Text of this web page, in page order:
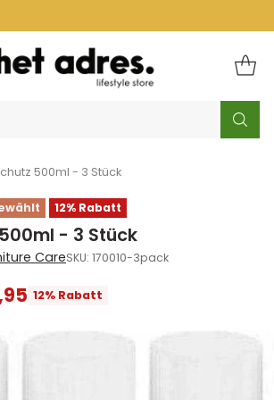
500ml - 3 Stück
12% Rabatt
- 3 Stück
CareSKU: 170010-3pack
12% Rabatt